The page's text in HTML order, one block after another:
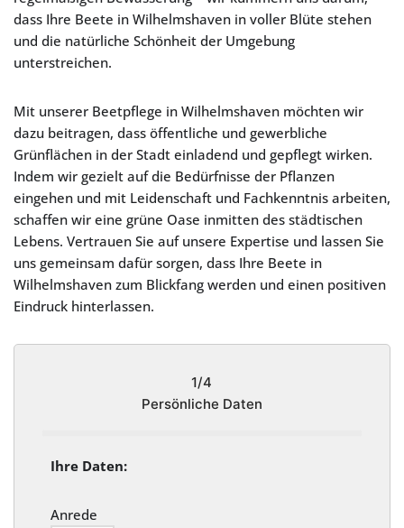
dass Ihre Beete in Wilhelmshaven in voller Blüte stehen
und die natürliche Schönheit der Umgebung
unterstreichen.
Mit unserer Beetpflege in Wilhelmshaven möchten wir
dazu beitragen, dass öffentliche und gewerbliche
Grünflächen in der Stadt einladend und gepflegt wirken.
Indem wir gezielt auf die Bedürfnisse der Pflanzen
eingehen und mit Leidenschaft und Fachkenntnis arbeiten,
schaffen wir eine grüne Oase inmitten des städtischen
Lebens. Vertrauen Sie auf unsere Expertise und lassen Sie
uns gemeinsam dafür sorgen, dass Ihre Beete in
Wilhelmshaven zum Blickfang werden und einen positiven
Eindruck hinterlassen.
1/4
Persönliche Daten
Ihre Daten:
Anrede